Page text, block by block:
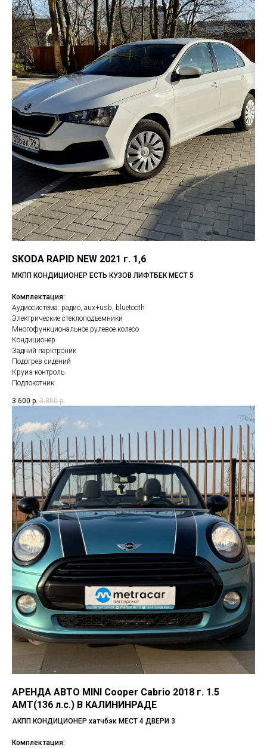
SKODA RAPID NEW 2021 г. 1,6
МКПП КОНДИЦИОНЕР ЕСТЬ КУЗОВ ЛИФТБЕК МЕСТ 5
Комплектация:
Аудиосистема: радио, aux+usb, bluetooth
Электрические стеклоподъемники
Многофункциональное рулевое колесо
Кондиционер
Задний парктроник
Подогрев сидений
Круиз-контроль
Подлокотник
3 600 р. 3 800 р.
АРЕНДА АВТО MINI Cooper Cabrio 2018 г. 1.5
AMT(136 л.с.) В КАЛИНИНРАДЕ
АКПП КОНДИЦИОНЕР хатчбэк МЕСТ 4 ДВЕРИ 3
Комплектация: